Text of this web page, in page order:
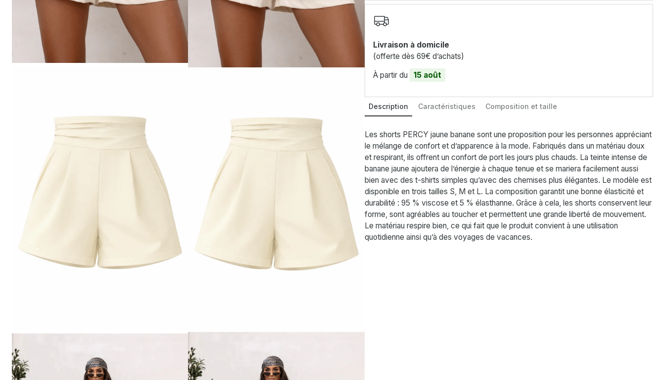
Livraison à domicile
(offerte dès 69€ d’achats)
À partir du 15 août
Description Caractéristiques Composition et taille
Les shorts PERCY jaune banane sont une proposition pour les personnes appréciant
le mélange de confort et d’apparence à la mode. Fabriqués dans un matériau doux
et respirant, ils offrent un confort de port les jours plus chauds. La teinte intense de
banane jaune ajoutera de l’énergie à chaque tenue et se mariera facilement aussi
bien avec des t-shirts simples qu’avec des chemises plus élégantes. Le modèle est
disponible en trois tailles S, M et L. La composition garantit une bonne élasticité et
durabilité : 95 % viscose et 5 % élasthanne. Grâce à cela, les shorts conservent leur
forme, sont agréables au toucher et permettent une grande liberté de mouvement.
Le matériau respire bien, ce qui fait que le produit convient à une utilisation
quotidienne ainsi qu’à des voyages de vacances.